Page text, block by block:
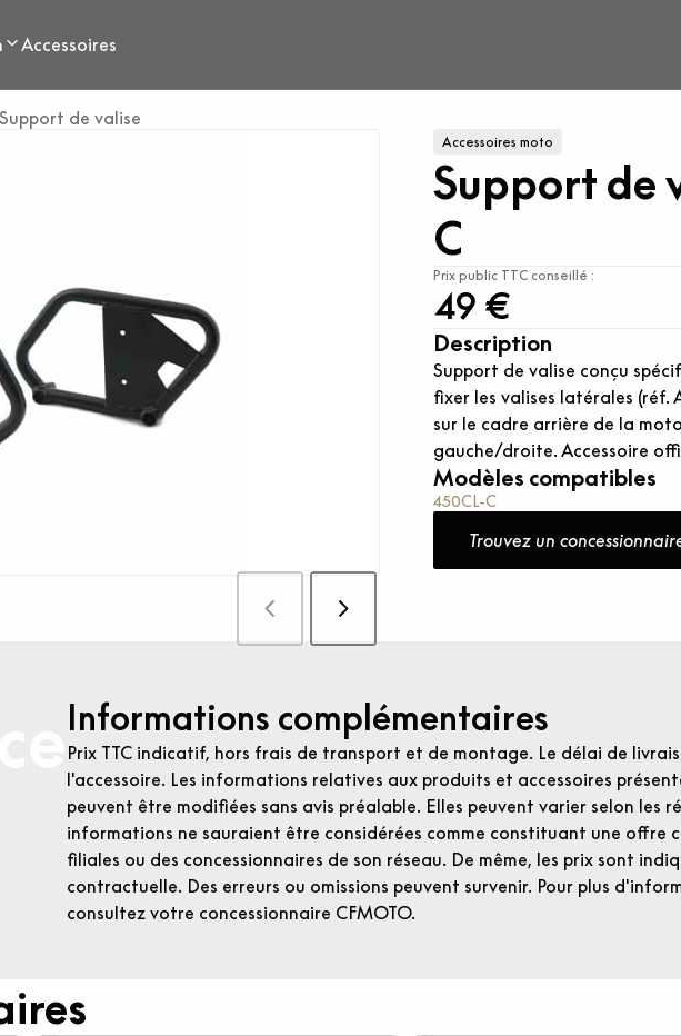
Accessoires
Support de valise
Accessoires moto
Support de
C
Prix public TTC conseillé :
49 €
Description
Support de valise conçu
fixer les valises latérales (réf.
sur le cadre arrière de la
gauche/droite. Accessoire
Modèles compatibles
450CL-C
Trouvez un
Informations complémentaires
Prix TTC indicatif, hors frais de transport et de montage. Le délai de
l'accessoire. Les informations relatives aux produits et accessoires
peuvent être modifiées sans avis préalable. Elles peuvent varier selon les
informations ne sauraient être considérées comme constituant une offre
filiales ou des concessionnaires de son réseau. De même, les prix sont
contractuelle. Des erreurs ou omissions peuvent survenir. Pour plus
consultez votre concessionnaire CFMOTO.